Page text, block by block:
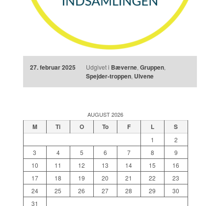
27. februar 2025 Udgivet i Bæverne,Gruppen,
Spejder-troppen, Ulvene
AUGUST 2026
M Ti O To F L S
1
2
3
4 5 6 7 8
9
10
11 12 13 14 15
16
17
18 19 20 21 22
23
24
25 26 27 28 29
30
31